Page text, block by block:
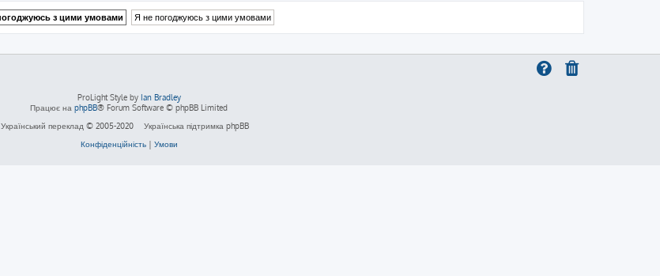
ProLight Style by Ian Bradley
Працює на phpBB® Forum Software © phpBB Limited
Український переклад © 2005-2020
Українська підтримка phpBB
Конфіденційність| Умови